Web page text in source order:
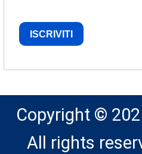
ISCRIVITI
Copyright ©
All rights